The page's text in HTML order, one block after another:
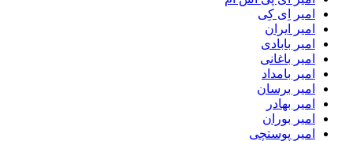
امیر اِی کِی
امیر ایران
امیر بابادی
امیر باغانی
امیر بامداد
امیر برسان
امیر بهادر
امیر بوران
امیر پوستچی